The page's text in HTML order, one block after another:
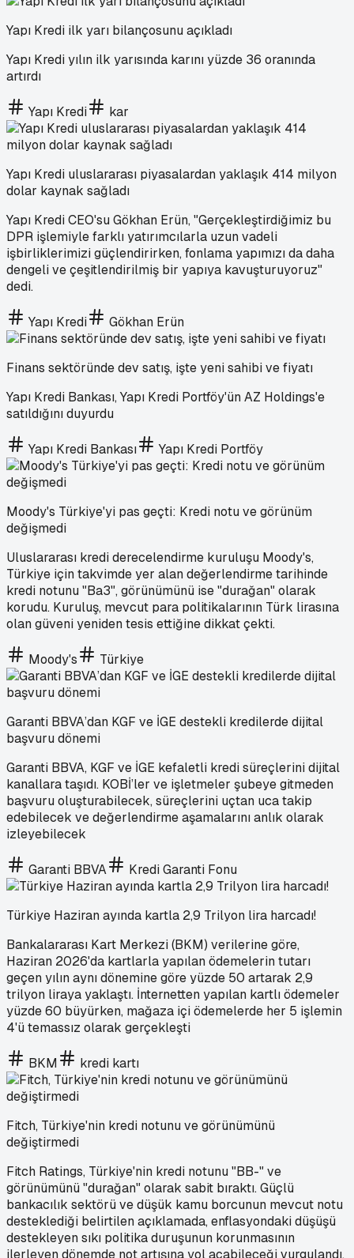
Yapı Kredi ilk yarı bilançosunu açıkladı
Yapı Kredi yılın ilk yarısında karını yüzde 36 oranında
artırdı
Yapı Kredi kar
Yapı Kredi uluslararası piyasalardan yaklaşık 414 milyon
dolar kaynak sağladı
Yapı Kredi CEO'su Gökhan Erün, "Gerçekleştirdiğimiz bu
DPR işlemiyle farklı yatırımcılarla uzun vadeli
işbirliklerimizi güçlendirirken, fonlama yapımızı da daha
dengeli ve çeşitlendirilmiş bir yapıya kavuşturuyoruz"
dedi.
Yapı Kredi Gökhan Erün
Finans sektöründe dev satış, işte yeni sahibi ve fiyatı
Yapı Kredi Bankası, Yapı Kredi Portföy'ün AZ Holdings'e
satıldığını duyurdu
Yapı Kredi Bankası Yapı Kredi Portföy
Moody's Türkiye'yi pas geçti: Kredi notu ve görünüm
değişmedi
Uluslararası kredi derecelendirme kuruluşu Moody's,
Türkiye için takvimde yer alan değerlendirme tarihinde
kredi notunu "Ba3", görünümünü ise "durağan" olarak
korudu. Kuruluş, mevcut para politikalarının Türk lirasına
olan güveni yeniden tesis ettiğine dikkat çekti.
Moody's Türkiye
Garanti BBVA’dan KGF ve İGE destekli kredilerde dijital
başvuru dönemi
Garanti BBVA, KGF ve İGE kefaletli kredi süreçlerini dijital
kanallara taşıdı. KOBİ’ler ve işletmeler şubeye gitmeden
başvuru oluşturabilecek, süreçlerini uçtan uca takip
edebilecek ve değerlendirme aşamalarını anlık olarak
izleyebilecek
Garanti BBVA Kredi Garanti Fonu
Türkiye Haziran ayında kartla 2,9 Trilyon lira harcadı!
Bankalararası Kart Merkezi (BKM) verilerine göre,
Haziran 2026'da kartlarla yapılan ödemelerin tutarı
geçen yılın aynı dönemine göre yüzde 50 artarak 2,9
trilyon liraya yaklaştı. İnternetten yapılan kartlı ödemeler
yüzde 60 büyürken, mağaza içi ödemelerde her 5 işlemin
4'ü temassız olarak gerçekleşti
BKM kredi kartı
Fitch, Türkiye'nin kredi notunu ve görünümünü
değiştirmedi
Fitch Ratings, Türkiye'nin kredi notunu "BB-" ve
görünümünü "durağan" olarak sabit bıraktı. Güçlü
bankacılık sektörü ve düşük kamu borcunun mevcut notu
desteklediği belirtilen açıklamada, enflasyondaki düşüşü
destekleyen sıkı politika duruşunun korunmasının
ilerleyen dönemde not artışına yol açabileceği vurgulandı.